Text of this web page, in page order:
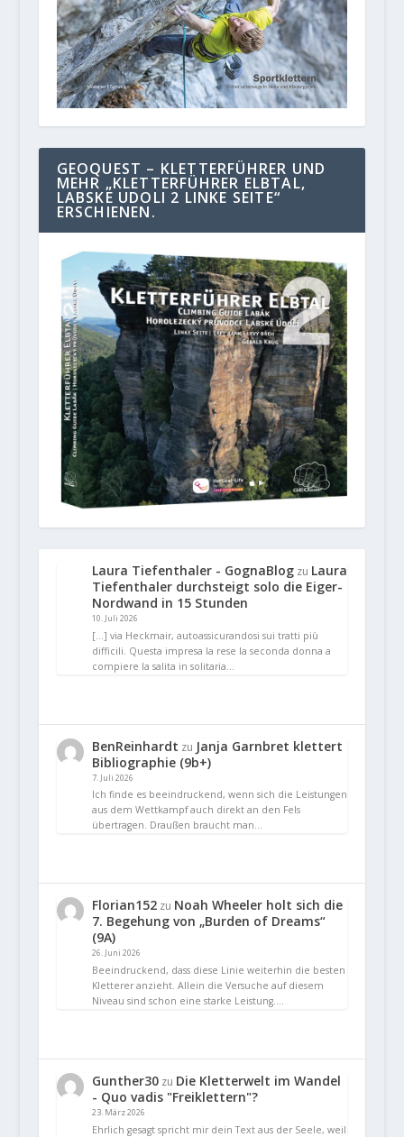
GEOQUEST – KLETTERFÜHRER UND
MEHR „KLETTERFÜHRER ELBTAL,
LABSKE UDOLI 2 LINKE SEITE“
ERSCHIENEN.
Laura Tiefenthaler - GognaBlogzu Laura
Tiefenthaler durchsteigt solo die Eiger-
Nordwand in 15 Stunden
10. Juli 2026
[…] via Heckmair, autoassicurandosi sui tratti più
difficili. Questa impresa la rese la seconda donna a
compiere la salita in solitaria…
BenReinhardt zu Janja Garnbret klettert
Bibliographie (9b+)
7. Juli 2026
Ich finde es beeindruckend, wenn sich die Leistungen
aus dem Wettkampf auch direkt an den Fels
übertragen. Draußen braucht man…
Florian152zu Noah Wheeler holt sich die
7. Begehung von „Burden of Dreams“
(9A)
26. Juni 2026
Beeindruckend, dass diese Linie weiterhin die besten
Kletterer anzieht. Allein die Versuche auf diesem
Niveau sind schon eine starke Leistung.…
Gunther30zu Die Kletterwelt im Wandel
- Quo vadis "Freiklettern"?
23. März 2026
Ehrlich gesagt spricht mir dein Text aus der Seele, weil